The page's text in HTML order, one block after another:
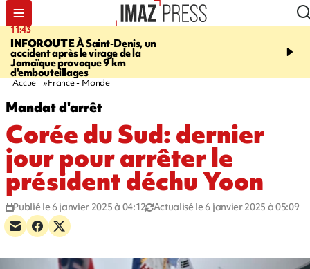
11:43
INFOROUTEÀ Saint-Denis, un
accident après le virage de la
Jamaïque provoque 9 km
d'embouteillages
16:35
gendarmes évacuent
Accueil France - Monde
Mandat d'arrêt
Corée du Sud: dernier
jour pour arrêter le
président déchu Yoon
Publié le 6 janvier 2025 à 04:12 Actualisé le 6 janvier 2025 à 05:09